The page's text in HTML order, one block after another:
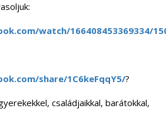
watch/166408453369334/
share/1C6keFqqY5/?
családjaikkal, barátokkal,